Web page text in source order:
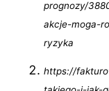
prognozy/
akcje-moga-
ryzyka
https://